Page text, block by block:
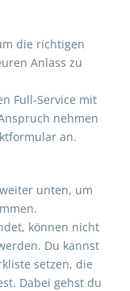
die richtigen
Anlass zu
Full-Service mit
nehmen
an.
unten, um
können nicht
Du kannst
setzen, die
Dabei gehst du